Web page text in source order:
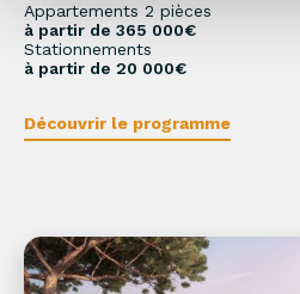
Appartements 2 pièces
à partir de 365 000€
Stationnements
à partir de 20 000€
Découvrir le programme